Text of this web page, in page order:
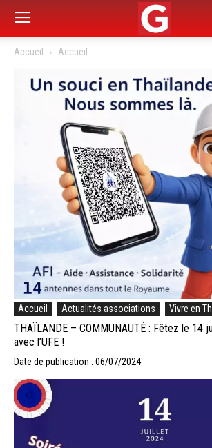
Accueil Accueil
Accueil Actualités associations Vivre en
THAÏLANDE – COMMUNAUTÉ : Fêtez le 14
avec l’UFE !
Date de publication : 06/07/2024